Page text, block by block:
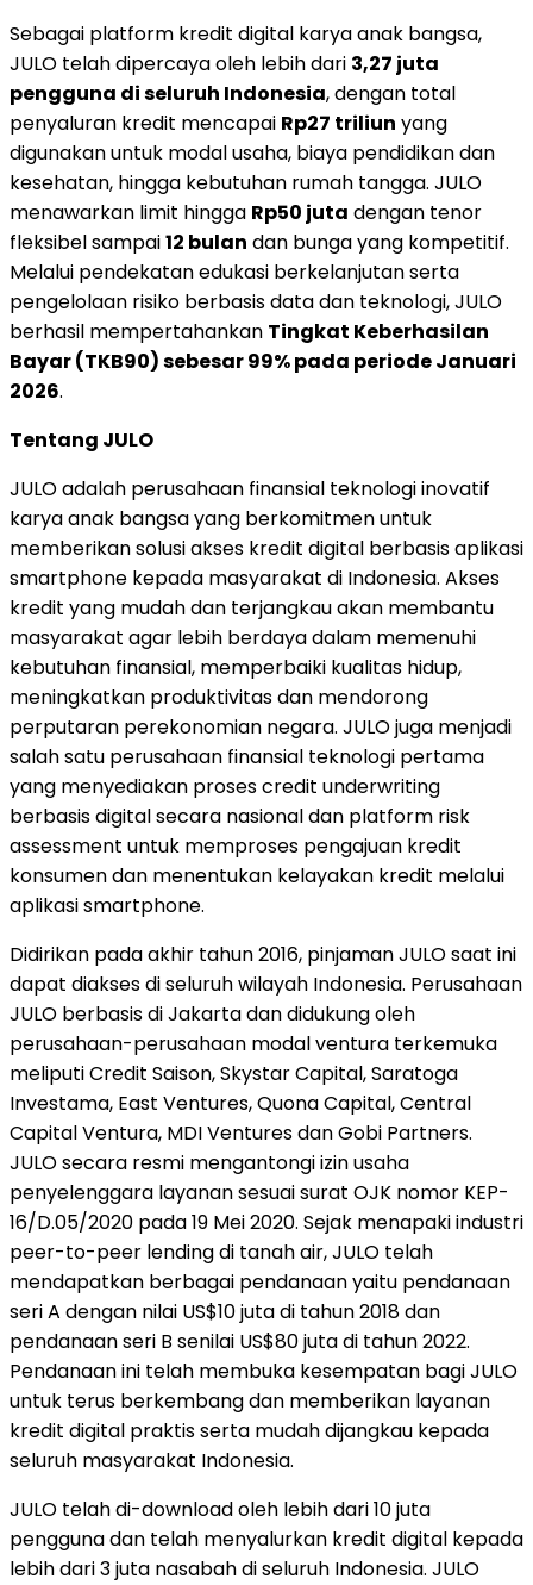
Sebagai platform kredit digital karya anak bangsa,
JULO telah dipercaya oleh lebih dari 3,27 juta
pengguna di seluruh Indonesia, dengan total
penyaluran kredit mencapai Rp27 triliun yang
digunakan untuk modal usaha, biaya pendidikan dan
kesehatan, hingga kebutuhan rumah tangga. JULO
menawarkan limit hingga Rp50 juta dengan tenor
fleksibel sampai12 bulan dan bunga yang kompetitif.
Melalui pendekatan edukasi berkelanjutan serta
pengelolaan risiko berbasis data dan teknologi, JULO
berhasil mempertahankan Tingkat Keberhasilan
Bayar (TKB90) sebesar 99% pada periode Januari
2026.
Tentang JULO
JULO adalah perusahaan finansial teknologi inovatif
karya anak bangsa yang berkomitmen untuk
memberikan solusi akses kredit digital berbasis aplikasi
smartphone kepada masyarakat di Indonesia. Akses
kredit yang mudah dan terjangkau akan membantu
masyarakat agar lebih berdaya dalam memenuhi
kebutuhan finansial, memperbaiki kualitas hidup,
meningkatkan produktivitas dan mendorong
perputaran perekonomian negara. JULO juga menjadi
salah satu perusahaan finansial teknologi pertama
yang menyediakan proses credit underwriting
berbasis digital secara nasional dan platform risk
assessment untuk memproses pengajuan kredit
konsumen dan menentukan kelayakan kredit melalui
aplikasi smartphone.
Didirikan pada akhir tahun 2016, pinjaman JULO saat ini
dapat diakses di seluruh wilayah Indonesia. Perusahaan
JULO berbasis di Jakarta dan didukung oleh
perusahaan-perusahaan modal ventura terkemuka
meliputi Credit Saison, Skystar Capital, Saratoga
Investama, East Ventures, Quona Capital, Central
Capital Ventura, MDI Ventures dan Gobi Partners.
JULO secara resmi mengantongi izin usaha
penyelenggara layanan sesuai surat OJK nomor KEP-
16/D.05/2020 pada 19 Mei 2020. Sejak menapaki industri
peer-to-peer lending di tanah air, JULO telah
mendapatkan berbagai pendanaan yaitu pendanaan
seri A dengan nilai US$10 juta di tahun 2018 dan
pendanaan seri B senilai US$80 juta di tahun 2022.
Pendanaan ini telah membuka kesempatan bagi JULO
untuk terus berkembang dan memberikan layanan
kredit digital praktis serta mudah dijangkau kepada
seluruh masyarakat Indonesia.
JULO telah di-download oleh lebih dari 10 juta
pengguna dan telah menyalurkan kredit digital kepada
lebih dari 3 juta nasabah di seluruh Indonesia. JULO